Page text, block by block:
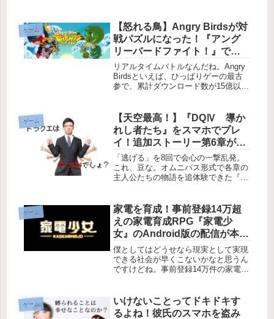
す。今の力士って“まげ"が先なんです
ね。知らなかった。『ごっつあん伝
説』は「...
ゲーム
【怒れる鳥】Angry Birdsが対
戦パズルになった！『アング
リーバードファイト！』で世
界中のプレイヤーとバトルせ
よ！【再来】
リアルタイムバトルなんだね。Angry
Birdsといえば、ひっぱりゲーの最古
参で、累計ダウンロード数が15億以上
のAngry Birdsの最新作がGoogle
Play・...
ゲーム
【天空最高！】『DQⅣ 導か
れし者たち』をスマホでプレ
イ！追加ストーリー第6章が気
になる【Android・iPhone】
「逃げる」を8回で会心の一撃乱発。
これ、豆な。オムニバス形式で各章の
主人公たちの物語を追体験できた『ド
は少年時代をドラクエとともに過ごし
た人ならスルーするわけには...
ゲーム
家電を育成！事前登録14万超
えの家電育成RPG『家電少
女』のAndroid版の配信が本日
スタート！
僕としてはどうせなら現実として実現
できる社会が早くこないかなと思うん
ですけどね。事前登録14万件の家電育
前登録していた人も、今初めて知った
人も、スタートダッシュする...
ゲーム
いけないことってドキドキす
るよね！彼氏のスマホを盗み